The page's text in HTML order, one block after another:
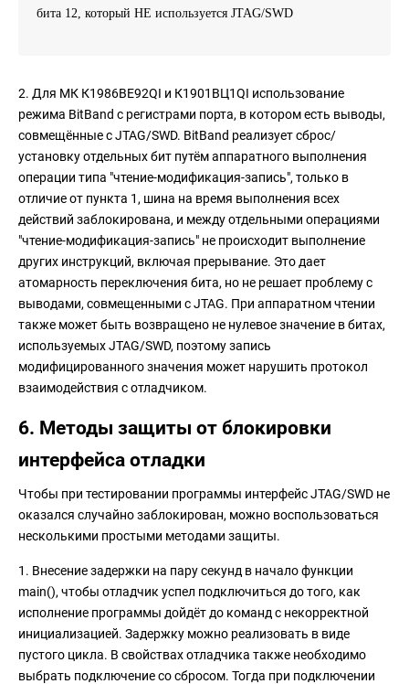
бита 12, который НЕ используется JTAG/SWD
2. Для МК К1986ВЕ92QI и К1901ВЦ1QI использование
режима BitBand с регистрами порта, в котором есть выводы,
совмещённые с JTAG/SWD. BitBand реализует сброс/
установку отдельных бит путём аппаратного выполнения
операции типа "чтение-модификация-запись", только в
отличие от пункта 1, шина на время выполнения всех
действий заблокирована, и между отдельными операциями
"чтение-модификация-запись" не происходит выполнение
других инструкций, включая прерывание. Это дает
атомарность переключения бита, но не решает проблему с
выводами, совмещенными с JTAG. При аппаратном чтении
также может быть возвращено не нулевое значение в битах,
используемых JTAG/SWD, поэтому запись
модифицированного значения может нарушить протокол
взаимодействия с отладчиком.
6. Методы защиты от блокировки
интерфейса отладки
Чтобы при тестировании программы интерфейс JTAG/SWD не
оказался случайно заблокирован, можно воспользоваться
несколькими простыми методами защиты.
1. Внесение задержки на пару секунд в начало функции
main(), чтобы отладчик успел подключиться до того, как
исполнение программы дойдёт до команд с некорректной
инициализацией. Задержку можно реализовать в виде
пустого цикла. В свойствах отладчика также необходимо
выбрать подключение со сбросом. Тогда при подключении